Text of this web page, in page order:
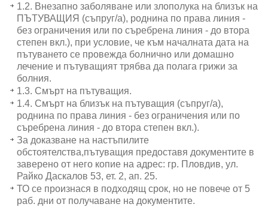
1.2. Внезапно заболяване или злополука на близък на
ПЪТУВАЩИЯ (съпруг/а), роднина по права линия -
без ограничения или по съребрена линия - до втора
степен вкл.), при условие, че към началната дата на
пътуването се провежда болнично или домашно
лечение и пътуващият трябва да полага грижи за
болния.
1.3. Смърт на пътуващия.
1.4. Смърт на близък на пътуващия (съпруг/а),
роднина по права линия - без ограничения или по
съребрена линия - до втора степен вкл.).
За доказване на настъпилите
обстоятелства,пътуващия предоставя документите в
заверено от него копие на адрес: гр. Пловдив, ул.
Райко Даскалов 53, ет. 2, ап. 25.
ТО се произнася в подходящ срок, но не повече от 5
раб. дни от получаване на документите.